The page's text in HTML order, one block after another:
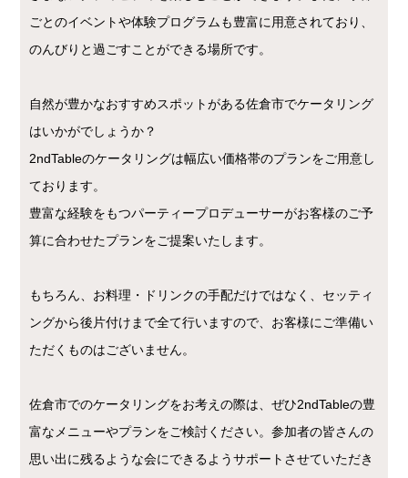
ごとのイベントや体験プログラムも豊富に用意されており、
のんびりと過ごすことができる場所です。
自然が豊かなおすすめスポットがある佐倉市でケータリング
はいかがでしょうか？
2ndTableのケータリングは幅広い価格帯のプランをご用意し
ております。
豊富な経験をもつパーティープロデューサーがお客様のご予
算に合わせたプランをご提案いたします。
もちろん、お料理・ドリンクの手配だけではなく、セッティ
ングから後片付けまで全て行いますので、お客様にご準備い
ただくものはございません。
佐倉市でのケータリングをお考えの際は、ぜひ2ndTableの豊
富なメニューやプランをご検討ください。参加者の皆さんの
思い出に残るような会にできるようサポートさせていただき